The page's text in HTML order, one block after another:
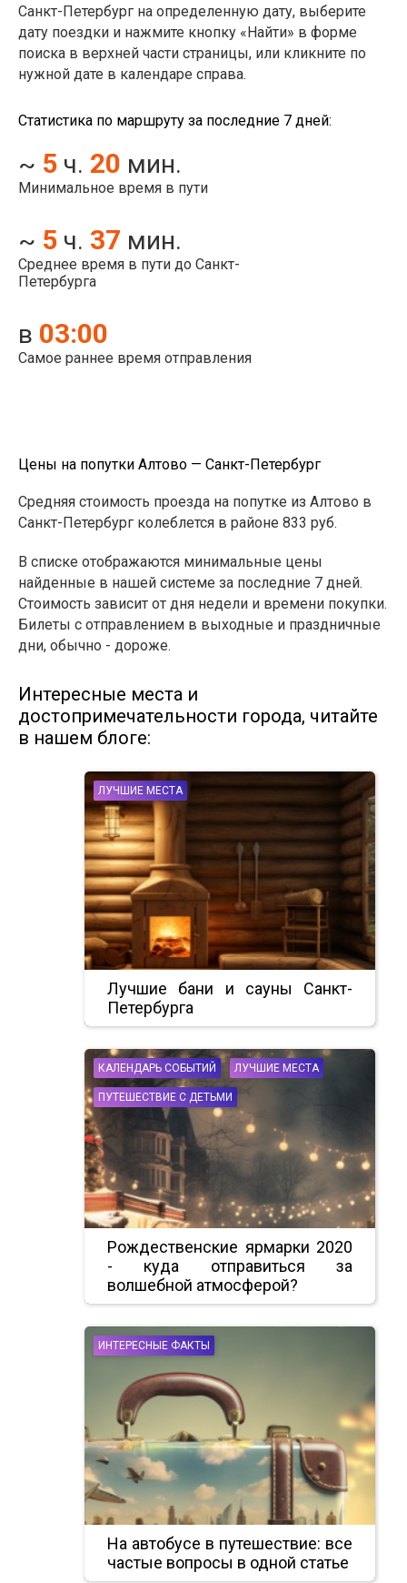
Санкт-Петербург на определенную дату, выберите
дату поездки и нажмите кнопку «Найти» в форме
поиска в верхней части страницы, или кликните по
нужной дате в календаре справа.
Статистика по маршруту за последние 7 дней:
~ 5 ч. 20 мин.
Минимальное время в пути
~ 5 ч. 37 мин.
Среднее время в пути до Санкт-
Петербурга
в 03:00
Самое раннее время отправления
Цены на попутки Алтово — Санкт-Петербург
Средняя стоимость проезда на попутке из Алтово в
Санкт-Петербург колеблется в районе 833 руб.
В списке отображаются минимальные цены
найденные в нашей системе за последние 7 дней.
Стоимость зависит от дня недели и времени покупки.
Билеты с отправлением в выходные и праздничные
дни, обычно - дороже.
Интересные места и
достопримечательности города, читайте
в нашем блоге:
ЛУЧШИЕ МЕСТА
Лучшие бани и сауны Санкт-
Петербурга
КАЛЕНДАРЬ СОБЫТИЙ ЛУЧШИЕ МЕСТА
ПУТЕШЕСТВИЕ С ДЕТЬМИ
Рождественские ярмарки 2020
- куда отправиться за
волшебной атмосферой?
ИНТЕРЕСНЫЕ ФАКТЫ
На автобусе в путешествие: все
частые вопросы в одной статье